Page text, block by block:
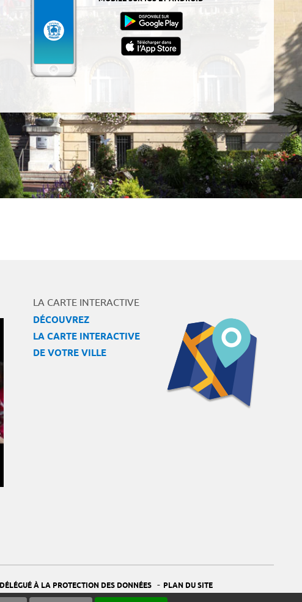
LA CARTE INTERACTIVE
DÉCOUVREZ
LA CARTE INTERACTIVE
DE VOTRE VILLE
À LA PROTECTION DES DONNÉES - PLAN DU SITE